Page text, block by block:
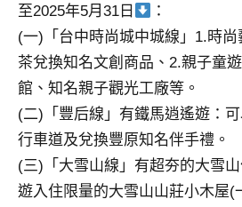
節
目
班
底、
外
節
目
至2025年5月31日
：
(一)「台中時尚城中城線」1.時
茶兌換知名文創商品、2.親子童
館、知名親子觀光工廠等。
(二)「豐后線」有鐵馬逍遙遊：
行車道及兌換豐原知名伴手禮。
(三)「大雪山線」有超夯的大雪
遊入住限量的大雪山山莊小木屋(